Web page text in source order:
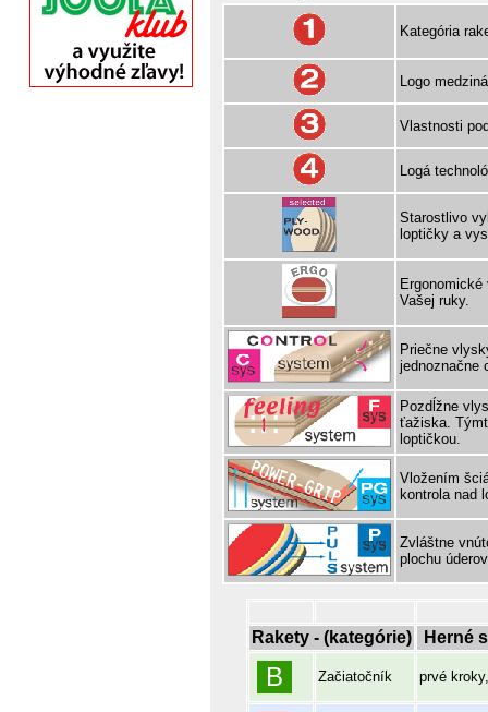
Kategória
Logo
Vlastnosti
Logá
Starostlivo
loptičky a
Vašej ruky.
Priečne
jednoznačne
Pozdĺžne
ťažiska.
loptičkou.
Vložením
kontrola nad
Zvláštne
plochu
Rakety - (kategórie) Herné
B Začiatočník prvé